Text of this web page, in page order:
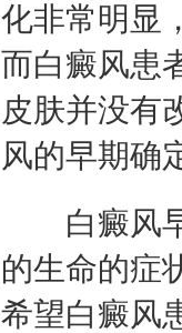
化非常明显
而白癜风患
皮肤并没有
风的早期确
白癜风早
的生命的症
希望白癜风